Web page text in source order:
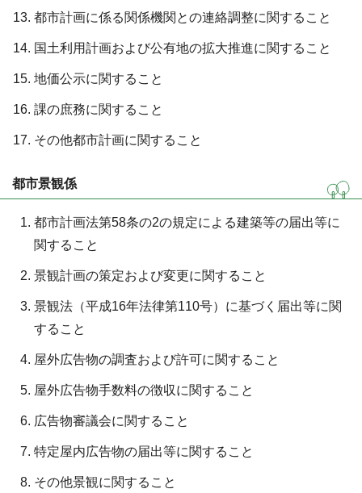
都市計画に係る関係機関との連絡調整に関すること
国土利用計画および公有地の拡大推進に関すること
地価公示に関すること
課の庶務に関すること
その他都市計画に関すること
都市景観係
都市計画法第58条の2の規定による建築等の届出等に
関すること
景観計画の策定および変更に関すること
景観法（平成16年法律第110号）に基づく届出等に関
すること
屋外広告物の調査および許可に関すること
屋外広告物手数料の徴収に関すること
広告物審議会に関すること
特定屋内広告物の届出等に関すること
その他景観に関すること